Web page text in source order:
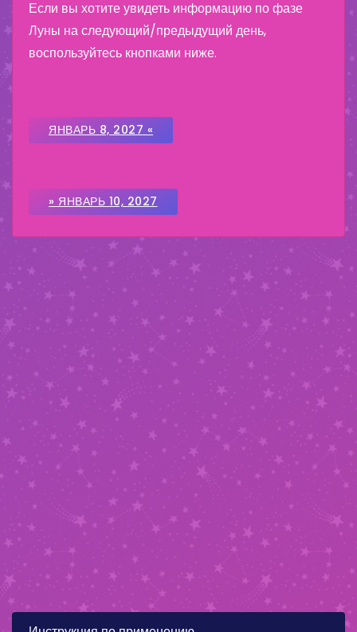
Если вы хотите увидеть информацию по фазе
Луны на следующий/предыдущий день,
воспользуйтесь кнопками ниже.
ЯНВАРЬ 8, 2027 «
» ЯНВАРЬ 10, 2027